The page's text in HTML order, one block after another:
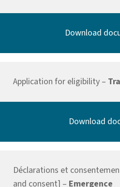
Download
Application for eligibility –
Download
Déclarations et
and consent] – Emergence